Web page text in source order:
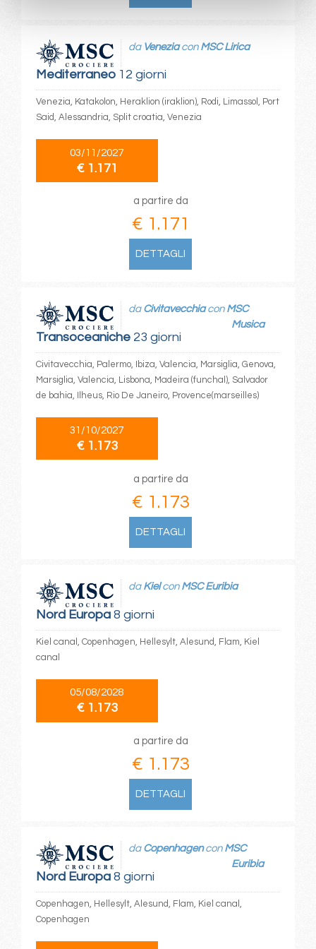
Mediterraneo12 giorni
da Veneziacon MSC Lirica
Venezia, Katakolon, Heraklion (iraklion), Rodi, Limassol, Port
Said, Alessandria, Split croatia, Venezia
03/11/2027
€ 1.171
a partire da
€ 1.171
DETTAGLI
Transoceaniche23 giorni
da Civitavecchiacon MSC
Musica
Civitavecchia, Palermo, Ibiza, Valencia, Marsiglia, Genova,
Marsiglia, Valencia, Lisbona, Madeira (funchal), Salvador
de bahia, Ilheus, Rio De Janeiro, Provence(marseilles)
31/10/2027
€ 1.173
a partire da
€ 1.173
DETTAGLI
Nord Europa8 giorni
da Kielcon MSC Euribia
Kiel canal, Copenhagen, Hellesylt, Alesund, Flam, Kiel
canal
05/08/2028
€ 1.173
a partire da
€ 1.173
DETTAGLI
Nord Europa8 giorni
da Copenhagencon MSC
Euribia
Copenhagen, Hellesylt, Alesund, Flam, Kiel canal,
Copenhagen